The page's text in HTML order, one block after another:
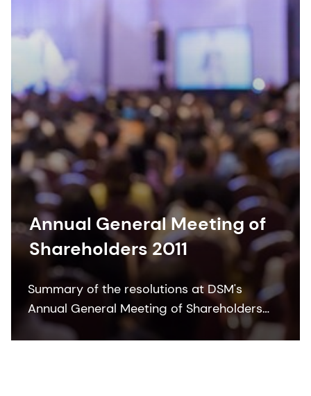
Annual General Meeting of
Shareholders 2011
Summary of the resolutions at DSM's
Annual General Meeting of Shareholders
2011.